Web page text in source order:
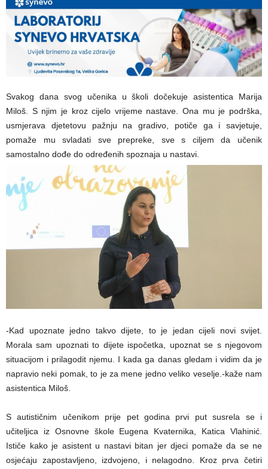
Svakog dana svog učenika u školi dočekuje asistentica Marija
Miloš. S njim je kroz cijelo vrijeme nastave. Ona mu je podrška,
usmjerava djetetovu pažnju na gradivo, potiče ga i savjetuje,
pomaže mu svladati sve prepreke, sve s ciljem da učenik
samostalno dođe do određenih spoznaja u nastavi.
-Kad upoznate jedno takvo dijete, to je jedan cijeli novi svijet.
Morala sam upoznati to dijete ispočetka, upoznat se s njegovom
situacijom i prilagodit njemu. I kada ga danas gledam i vidim da je
napravio neki pomak, to je za mene jedno veliko veselje.-kaže nam
asistentica Miloš.
S autističnim učenikom prije pet godina prvi put susrela se i
učiteljica iz Osnovne škole Eugena Kvaternika, Katica Vlahinić.
Ističe kako je asistent u nastavi bitan jer djeci pomaže da se ne
osjećaju zapostavljeno, izdvojeno, i nelagodno. Kroz prva četiri